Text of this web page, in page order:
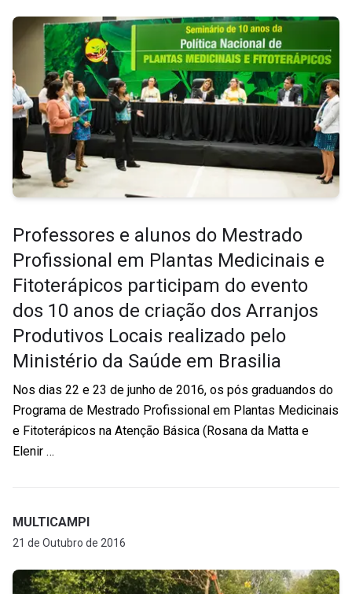
Professores e alunos do Mestrado
Profissional em Plantas Medicinais e
Fitoterápicos participam do evento
dos 10 anos de criação dos Arranjos
Produtivos Locais realizado pelo
Ministério da Saúde em Brasilia
Nos dias 22 e 23 de junho de 2016, os pós graduandos do
Programa de Mestrado Profissional em Plantas Medicinais
e Fitoterápicos na Atenção Básica (Rosana da Matta e
Elenir …
MULTICAMPI
21 de Outubro de 2016